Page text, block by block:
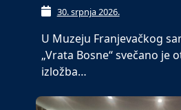
30. srpnja 2026.
U Muzeju Franjevačkog
„Vrata Bosne“ svečano je
izložba…